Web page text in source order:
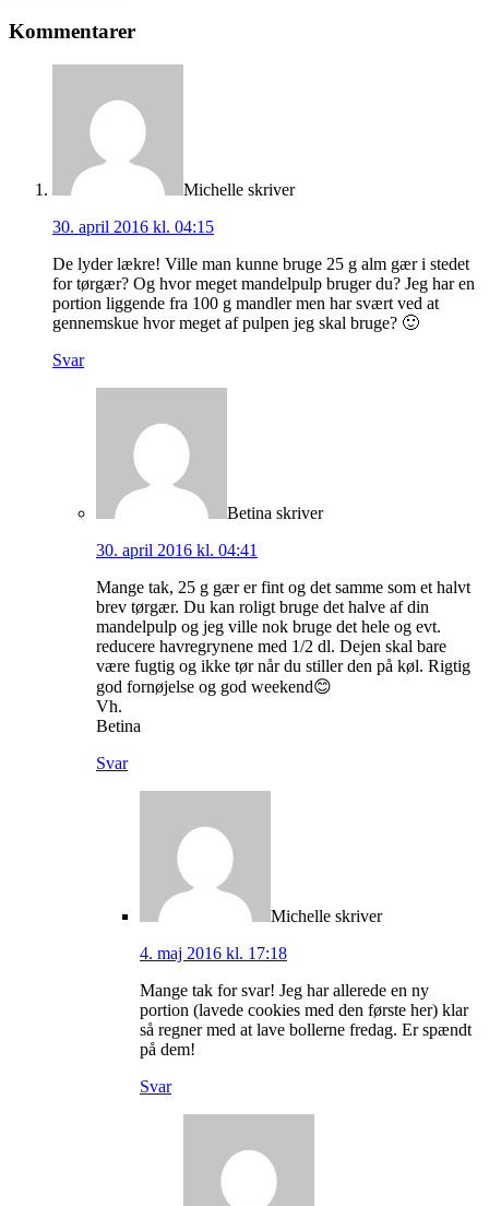
Kommentarer
Michelle skriver
30. april 2016 kl. 04:15
De lyder lækre! Ville man kunne bruge 25 g alm gær i stedet
for tørgær? Og hvor meget mandelpulp bruger du? Jeg har en
portion liggende fra 100 g mandler men har svært ved at
gennemskue hvor meget af pulpen jeg skal bruge? 🙂
Svar
Betina skriver
30. april 2016 kl. 04:41
Mange tak, 25 g gær er fint og det samme som et halvt
brev tørgær. Du kan roligt bruge det halve af din
mandelpulp og jeg ville nok bruge det hele og evt.
reducere havregrynene med 1/2 dl. Dejen skal bare
være fugtig og ikke tør når du stiller den på køl. Rigtig
god fornøjelse og god weekend😊
Vh.
Betina
Svar
Michelle skriver
4. maj 2016 kl. 17:18
Mange tak for svar! Jeg har allerede en ny
portion (lavede cookies med den første her) klar
så regner med at lave bollerne fredag. Er spændt
på dem!
Svar